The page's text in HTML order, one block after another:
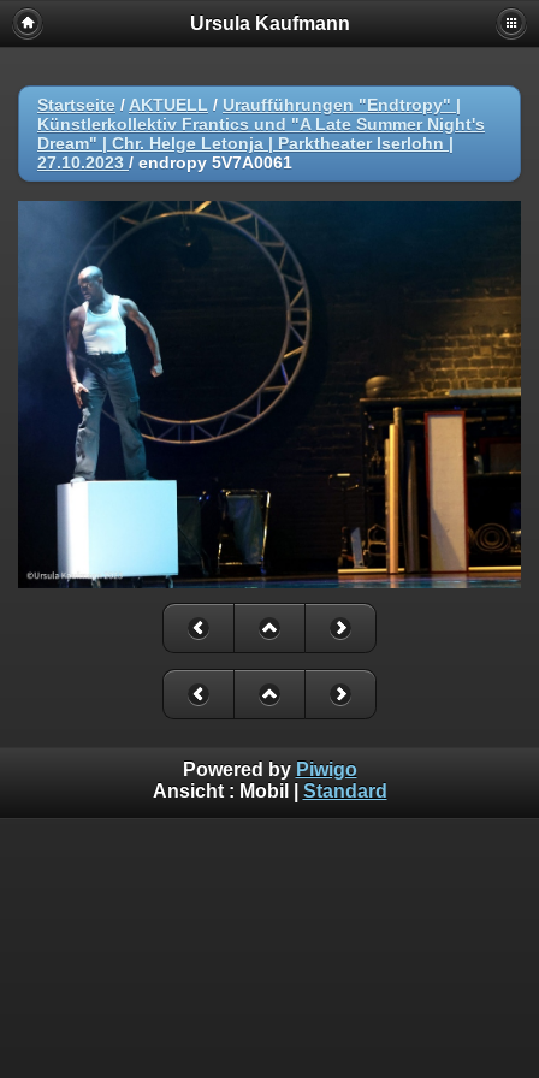
Ursula Kaufmann
Startseite / AKTUELL / Uraufführungen "Endtropy" |
Künstlerkollektiv Frantics und "A Late Summer Night's
Dream" | Chr. Helge Letonja | Parktheater Iserlohn |
27.10.2023 / endropy 5V7A0061
Powered by Piwigo
Ansicht : Mobil Standard